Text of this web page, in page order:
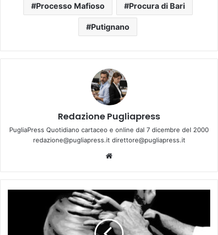
Processo Mafioso Procura di Bari
Putignano
Redazione Pugliapress
PugliaPress Quotidiano cartaceo e online dal 7 dicembre del 2000
redazione@pugliapress.it direttore@pugliapress.it